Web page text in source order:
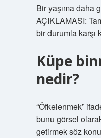
Bir yaşıma daha
AÇIKLAMASI:
bir durumla karşı
Küpe
nedir?
“Öfkelenmek”
bunu görsel
getirmek söz